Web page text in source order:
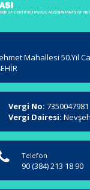
Mahallesi 50.Yıl
Vergi No: 7350047981
Vergi Dairesi:
Telefon
90 (384) 213 18 90